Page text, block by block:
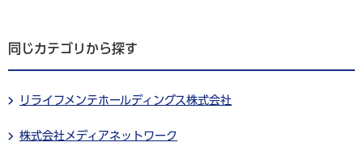
同じカテゴリから探す
リライフメンテホールディングス株式会社
株式会社メディアネットワーク